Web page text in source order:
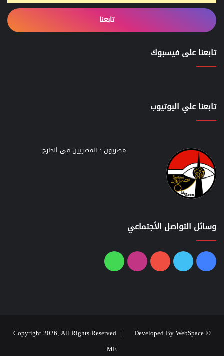
تابعنا
تابعنا على فيسبوك
تابعنا علي اليوتيوب
مصريون : للمصريين في الخارج
وسائل التواصل الأجتماعي
فيسبوك
تويتر يوتيوبانستقرامواتساب
© Copyright 2026, All Rights Reserved |
Developed By WebSpace
ME